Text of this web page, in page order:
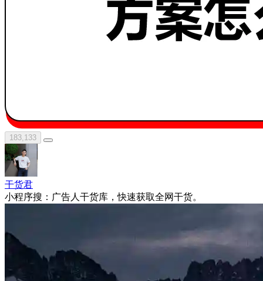
183,133
干货君
小程序搜：广告人干货库，快速获取全网干货。